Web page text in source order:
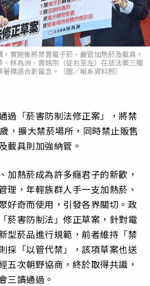
實施後將禁賣電子菸，嚴管加熱菸及載具。
林為洲、曾銘宗（從右至左）在該法案三獨
標語合影留念。（圖／報系資料照）
過「菸害防制法修正案」，將禁
，擴大禁菸場所，同時禁止販售
載具則加強納管。
加熱菸成為許多癮君子的新歡，
理，年輕族群人手一支加熱菸、
好奇而使用，引發各界關切。政
菸害防制法」修正草案，針對電
型菸品進行規範，前者維持「禁
採「以管代禁」，該項草案也送
五次朝野協商，終於取得共識，
三讀通過。